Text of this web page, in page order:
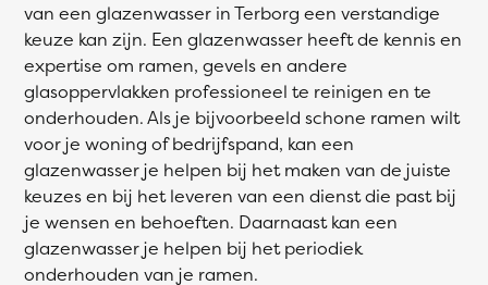
van een glazenwasser in Terborg een verstandige
keuze kan zijn. Een glazenwasser heeft de kennis en
expertise om ramen, gevels en andere
glasoppervlakken professioneel te reinigen en te
onderhouden. Als je bijvoorbeeld schone ramen wilt
voor je woning of bedrijfspand, kan een
glazenwasser je helpen bij het maken van de juiste
keuzes en bij het leveren van een dienst die past bij
je wensen en behoeften. Daarnaast kan een
glazenwasser je helpen bij het periodiek
onderhouden van je ramen.